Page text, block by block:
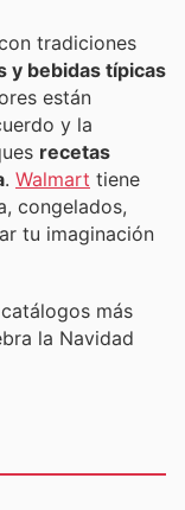
tradiciones
y bebidas típicas
están
y la
recetas
. Walmart tiene
congelados,
tu imaginación
más
la Navidad